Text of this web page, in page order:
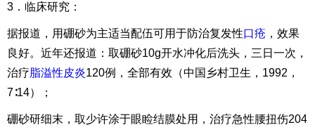
3．临床研究：
据报道，用硼砂为主适当配伍可用于防治复发性口疮 ，效果
良好。近年还报道：取硼砂10g开水冲化后洗头，三日一次，
治疗 脂溢性皮炎120例，全部有效（中国乡村卫生，1992，
7∶14）；
硼砂研细末，取少许涂于眼睑结膜处用，治疗急性腰扭伤204